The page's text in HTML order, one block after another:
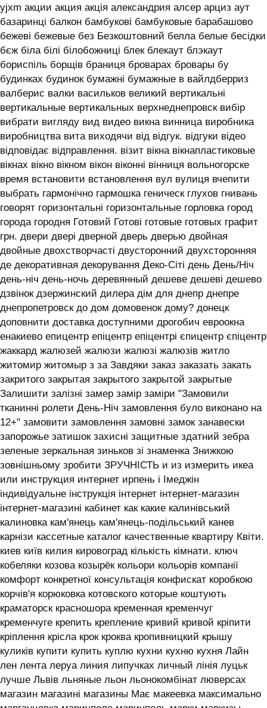
yjxm акции акция акція александрия алсер арциз аут
базаринці балкон бамбукові бамбуковые барабашово
бежеві бежевые без Безкоштовний белла белые бесідки
бєж біла білі білобожниці блек блекаут блэкаут
бориспіль борщів браниця броварах бровары бу
будинках будинок бумажні бумажные в вайлдберриз
валберис валки васильков великий вертикальні
вертикальные вертикальных верхнеднепровск вибір
вибрати вигляду вид видео викна винница виробника
виробництва вита виходячи від відгук. відгуки відео
відповідає відправлення. візит вікна вікнапластиковые
вікнах вікно вікном вікон віконні вінниця вольногорске
время встановити встановлення вул вулиця вчепити
выбрать гармонічно гармошка геническ глухов гнивань
говорят горизонтальні горизонтальные горловка город
города городня Готовий Готові готовые готовых графит
грн. двери двері дверной дверь дверью двойная
двойные двохстворчасті двусторонний двухсторонняя
де декоративная декорування Деко-Сіті день День/Ніч
день-ніч день-ночь деревянный дешеве дешеві дешево
дзвінок дзержинский дилера дім для днепр днепре
днепропетровск до дом домовенок дому? донецк
доповнити доставка доступними дрогобич евроокна
енакиево епицентр епіцентр епіцентрі єпицентр єпіцентр
жаккард жалюзей жалюзи жалюзі жалюзів житло
житомир житомыр з за Завдяки заказ заказать закать
закритого закрытая закрытого закрытой закрытые
Залишити залізні замер замір заміри "Замовили
тканинні ролети День-Ніч замовлення було виконано на
12+" замовити замовлення замовні замок занавески
запорожье затишок захисні защитные здатний зебра
зеленые зеркальная зиньков зі знаменка Знижкою
зовнішньому зробити ЗРУЧНІСТЬ и из измерить икеа
или инструкция интернет ирпень і ‎Імеджін
індивідуальне інструкція інтернет інтернет-магазин
інтернет-магазині кабинет как какие калинівський
калиновка кам'янець кам'янець-подільський канев
карнізи кассетные каталог качественные квартиру Квіти.
киев київ килия кировоград кількість кімнати. ключ
кобеляки козова козырёк кольори кольорів компанії
комфорт конкретної консультація конфискат коробкою
корчів'я корюковка котовского которые коштують
краматорск красношора кременная кременчуг
кременчуге крепить крепление кривий кривой кріпити
кріплення крісла крок кроква кропивницкий крышу
куликів купити купить куплю кухни кухню кухня ‎Лайн
лен лента леруа линия липучках личный лінія луцьк
лучше Львів льняные льон льонокомбінат люверсах
магазин магазині магазины Має макеевка максимально